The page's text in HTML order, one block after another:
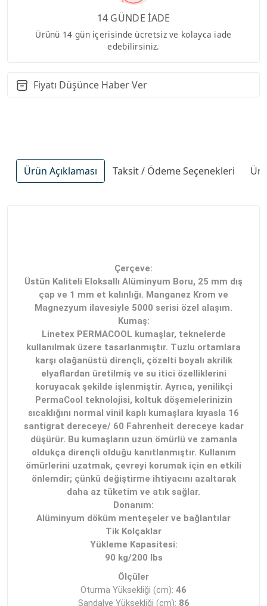
14 GÜNDE İADE
Ürünü 14 gün içerisinde ücretsiz ve kolayca iade
edebilirsiniz.
Fiyatı Düşünce Haber Ver
Ürün Açıklaması Taksit / Ödeme Seçenekleri
Çerçeve:
Üstün Kaliteli Eloksallı Alüminyum Boru, 25 mm dış
çap ve 1 mm et kalınlığı. Manganez Krom ve
Magnezyum ilavesiyle 5000 serisi özel alaşım.
Kumaş:
Linetex PERMACOOL kumaşlar, teknelerde
kullanılmak üzere tasarlanmıştır. Tuzlu ortamlara
karşı olağanüstü dirençli, çözelti boyalı akrilik
elyaflardan üretilmiş ve su itici özelliklerini
koruyacak şekilde işlenmiştir. Ayrıca, yenilikçi
PermaCool teknolojisi, koltuk döşemelerinizin
sıcaklığını normal vinil kaplı kumaşlara kıyasla 16
santigrat dereceye/ 60 Fahrenheit dereceye kadar
düşürür. Bu kumaşların uzun ömürlü ve zamanla
oldukça dirençli olduğu kanıtlanmıştır. Kullanım
ömürlerini uzatmak, çevreyi korumak için en etkili
önlemdir; çünkü değiştirme ihtiyacını azaltarak
daha az tüketim ve atık sağlar.
Donanım:
Alüminyum döküm menteşeler ve bağlantılar
Tik Kolçaklar
Yükleme Kapasitesi:
90 kg/200 lbs
Ölçüler
Oturma Yüksekliği (cm): 46
Sandalye Yüksekliği (cm): 86